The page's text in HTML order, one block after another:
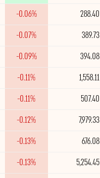
288.40
-0.06%
389.73
-0.07%
394.08
-0.09%
1,558.11
-0.11%
507.40
-0.11%
7,979.33
-0.12%
676.08
-0.13%
5,254.45
-0.13%